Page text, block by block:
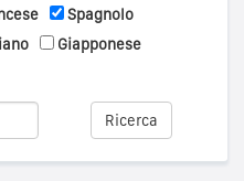
Spagnolo
Giapponese
Ricerca